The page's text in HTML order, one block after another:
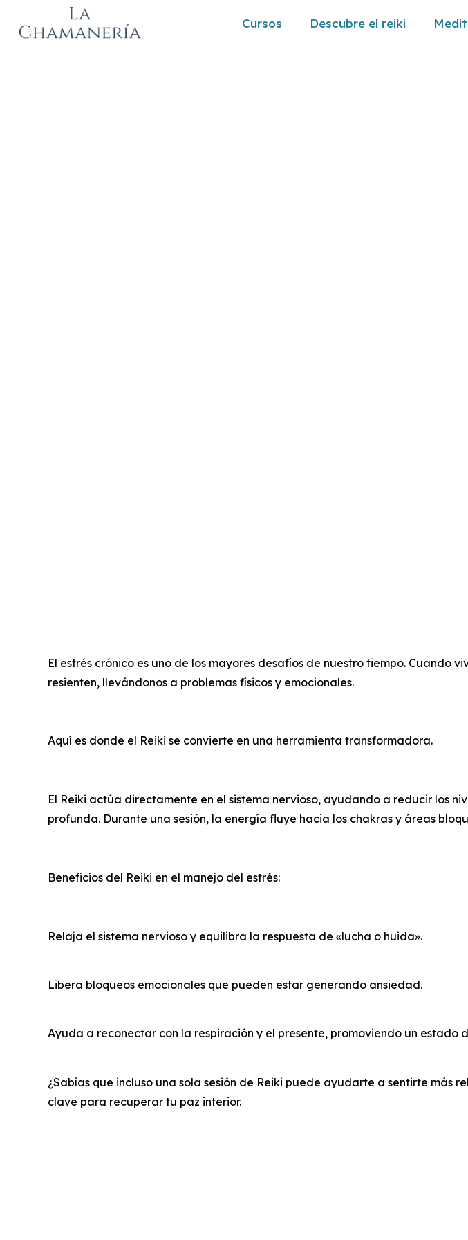
Cursos Descubre el reiki
El estrés crónico es uno de los mayores desafíos de nuestro tiempo. Cuando
resienten, llevándonos a problemas físicos y emocionales.
Aquí es donde el Reiki se convierte en una herramienta transformadora.
El Reiki actúa directamente en el sistema nervioso, ayudando a reducir los
profunda. Durante una sesión, la energía fluye hacia los chakras y áreas
Beneficios del Reiki en el manejo del estrés:
Relaja el sistema nervioso y equilibra la respuesta de «lucha o huida».
Libera bloqueos emocionales que pueden estar generando ansiedad.
Ayuda a reconectar con la respiración y el presente, promoviendo un estado
¿Sabías que incluso una sola sesión de Reiki puede ayudarte a sentirte más
clave para recuperar tu paz interior.